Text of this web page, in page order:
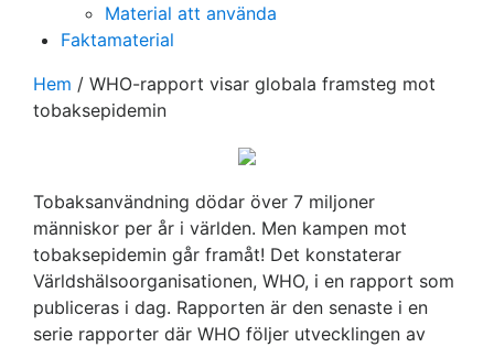
Material att använda
Faktamaterial
Hem / WHO-rapport visar globala framsteg mot
tobaksepidemin
Tobaksanvändning dödar över 7 miljoner
människor per år i världen. Men kampen mot
tobaksepidemin går framåt! Det konstaterar
Världshälsoorganisationen, WHO, i en rapport som
publiceras i dag. Rapporten är den senaste i en
serie rapporter där WHO följer utvecklingen av